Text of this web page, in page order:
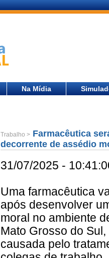
Na Mídia
Trabalho > Farmacêutica
decorrente de assédio
31/07/2025 -
Uma farmacêutica
após desenvolver
moral no ambiente
Mato Grosso do
causada pelo